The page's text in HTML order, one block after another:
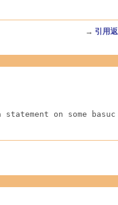
→ 引用
on some